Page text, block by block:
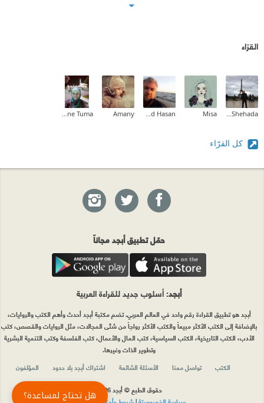
القرّاء
Misa
Amany
كل القرّاء
حمّل تطبيق أبجد مجاناً
أبجد: أسلوب جديد للقراءة العربية
أبجد هو تطبيق القراءة رقم واحد في العالم العربي. تضم مكتبة أبجد أحدث وأهم الكتب والروايات،
بالإضافة إلى الكتب الأكثر مبيعاً والكتب الأكثر رواجاً من شتّى المجالات، مثل الروايات والقصص، كتب
الأدب، الكتب التاريخية، الكتب السياسية، كتب المال والأعمال، كتب الفلسفة وكتب التنمية البشرية
وتطوير الذات وغيرها.
الكتب
تواصل معنا الأسئلة الشائعة اشتراك أبجد بلا حدود
المؤلفون
حقوق الطبع © أبجد 2026
هل تحتاج لمساعدة؟